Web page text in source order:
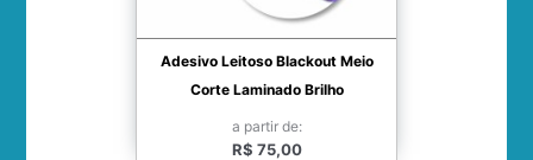
Adesivo Leitoso Blackout Meio
Corte Laminado Brilho
a partir de:
R$ 75,00